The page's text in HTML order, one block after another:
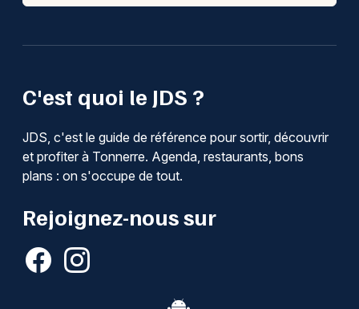
C'est quoi le JDS ?
JDS, c'est le guide de référence pour sortir, découvrir
et profiter à Tonnerre. Agenda, restaurants, bons
plans : on s'occupe de tout.
Rejoignez-nous sur